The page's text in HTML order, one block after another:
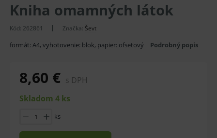
Kniha omamných látok
Kód: 262861 Značka: Ševt
formát: A4, vyhotovenie: blok, papier: ofsetový Podrobný popis
8,60 € s DPH
Skladom 4 ks
ks